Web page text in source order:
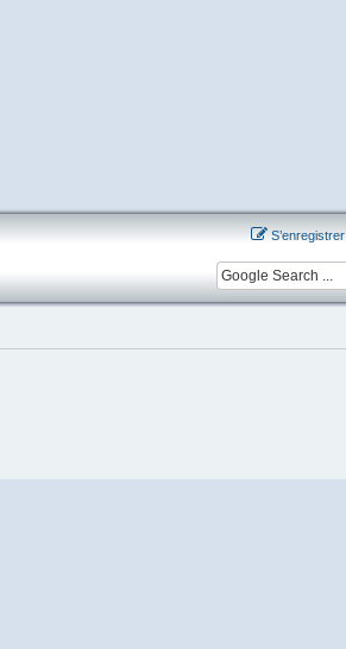
S’enregistrer